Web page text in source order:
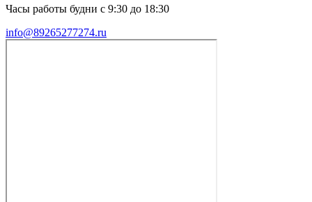
Часы работы будни с 9:30 до 18:30
info@89265277274.ru